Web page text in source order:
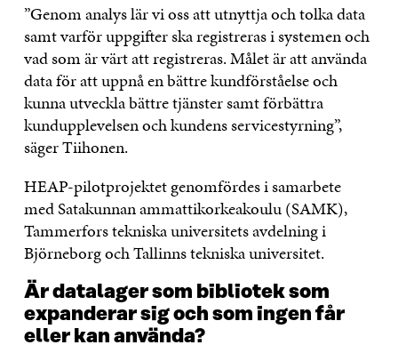
”Genom analys lär vi oss att utnyttja och tolka data
samt varför uppgifter ska registreras i systemen och
vad som är värt att registreras. Målet är att använda
data för att uppnå en bättre kundförståelse och
kunna utveckla bättre tjänster samt förbättra
kundupplevelsen och kundens servicestyrning”,
säger Tiihonen.
HEAP-pilotprojektet genomfördes i samarbete
med Satakunnan ammattikorkeakoulu (SAMK),
Tammerfors tekniska universitets avdelning i
Björneborg och Tallinns tekniska universitet.
Är datalager som bibliotek som
expanderar sig och som ingen får
eller kan använda?